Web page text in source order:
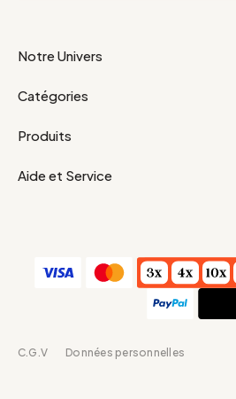
Notre Univers
Catégories
Produits
Aide et Service
C.G.V Données personnelles